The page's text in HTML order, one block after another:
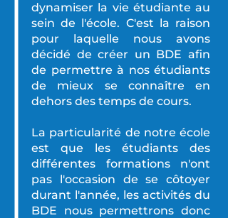
dynamiser la vie étudiante au
sein de l'école. C'est la raison
pour laquelle nous avons
décidé de créer un BDE afin
de permettre à nos étudiants
de mieux se connaître en
dehors des temps de cours.
La particularité de notre école
est que les étudiants des
différentes formations n'ont
pas l'occasion de se côtoyer
durant l'année, les activités du
BDE nous permettrons donc